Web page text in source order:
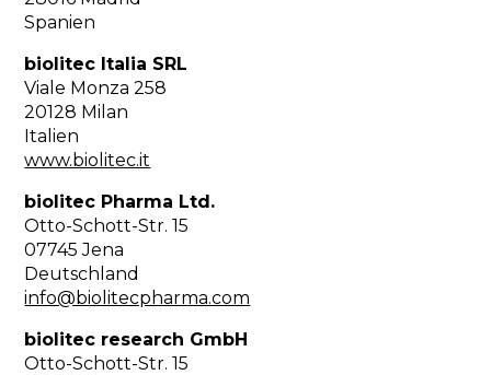
Spanien
biolitec Italia SRL
Viale Monza 258
20128 Milan
Italien
www.biolitec.it
biolitec Pharma Ltd.
Otto-Schott-Str. 15
07745 Jena
Deutschland
info@biolitecpharma.com
biolitec research GmbH
Otto-Schott-Str. 15